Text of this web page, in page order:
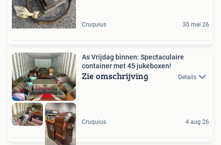
Cruquius 30 mei 26
As Vrijdag binnen: Spectaculaire
container met 45 jukeboxen!
Zie omschrijving Details
Cruquius 4 aug 26